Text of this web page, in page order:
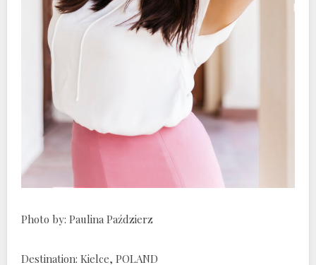
Photo by: Paulina Paździerz
Destination: Kielce, POLAND